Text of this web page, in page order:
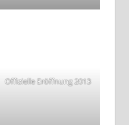
Offizielle Eröffnung 2013